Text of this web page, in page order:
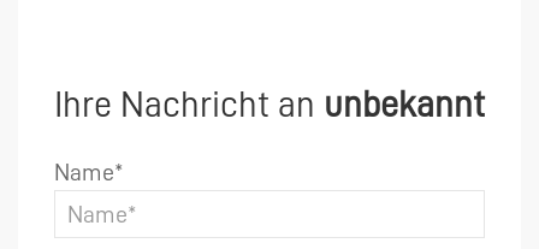
Ihre Nachricht an unbekannt
Name*